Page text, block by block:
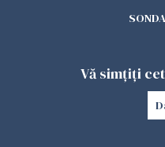
Vă simțiți